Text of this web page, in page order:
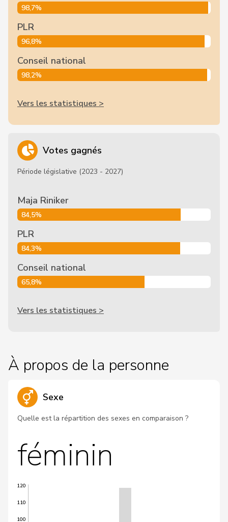
98,7%
PLR
96,8%
Conseil national
98,2%
Vers les statistiques >
Votes gagnés
Période législative (2023 - 2027)
Maja Riniker
84,5%
PLR
84,3%
Conseil national
65,8%
Vers les statistiques >
À propos de la personne
Sexe
Quelle est la répartition des sexes en comparaison ?
féminin
100
110
120